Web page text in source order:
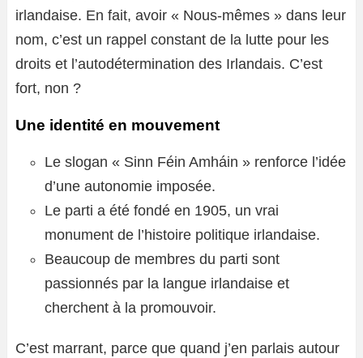
irlandaise. En fait, avoir « Nous-mêmes » dans leur
nom, c’est un rappel constant de la lutte pour les
droits et l’autodétermination des Irlandais. C’est
fort, non ?
Une identité en mouvement
Le slogan « Sinn Féin Amháin » renforce l’idée
d’une autonomie imposée.
Le parti a été fondé en 1905, un vrai
monument de l’histoire politique irlandaise.
Beaucoup de membres du parti sont
passionnés par la langue irlandaise et
cherchent à la promouvoir.
C’est marrant, parce que quand j’en parlais autour